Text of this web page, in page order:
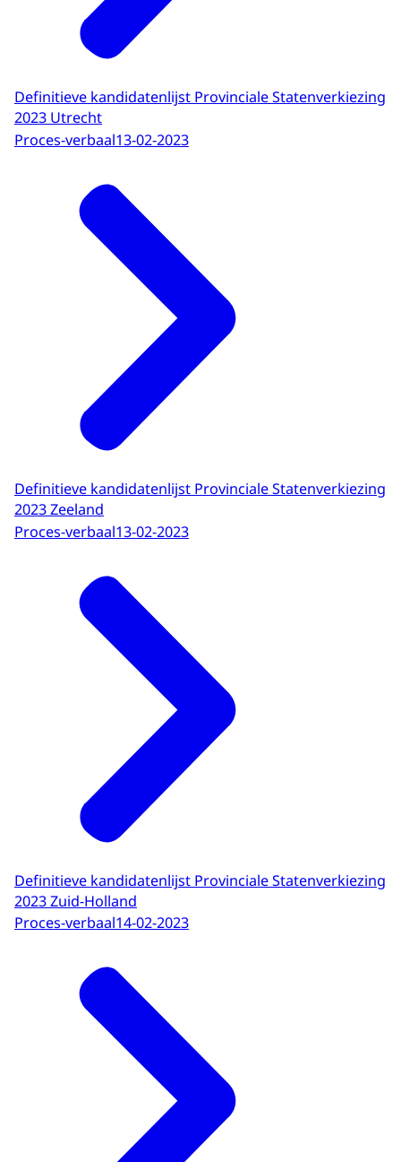
Definitieve kandidatenlijst Provinciale Statenverkiezing
2023 Utrecht
Proces-verbaal13-02-2023
Definitieve kandidatenlijst Provinciale Statenverkiezing
2023 Zeeland
Proces-verbaal13-02-2023
Definitieve kandidatenlijst Provinciale Statenverkiezing
2023 Zuid-Holland
Proces-verbaal14-02-2023